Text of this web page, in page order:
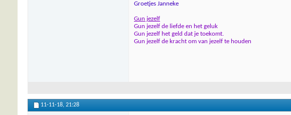
Groetjes Janneke
Gun jezelf
Gun jezelf de liefde en het geluk
Gun jezelf het geld dat je toekomt.
Gun jezelf de kracht om van jezelf te houden
11-11-18, 21:28